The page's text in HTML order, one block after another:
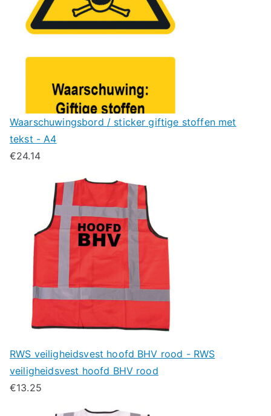
Waarschuwingsbord / sticker giftige stoffen met
tekst - A4
€24.14
RWS veiligheidsvest hoofd BHV rood - RWS
veiligheidsvest hoofd BHV rood
€13.25